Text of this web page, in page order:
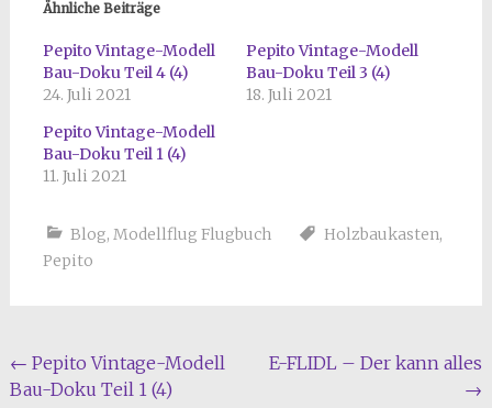
Ähnliche Beiträge
Pepito Vintage-Modell
Bau-Doku Teil 4 (4)
24. Juli 2021
Pepito Vintage-Modell
Bau-Doku Teil 3 (4)
18. Juli 2021
Pepito Vintage-Modell
Bau-Doku Teil 1 (4)
11. Juli 2021
Blog, Modellflug Flugbuch Holzbaukasten,
Pepito
Beitragsnavigation
← Pepito Vintage-Modell
Bau-Doku Teil 1 (4)
E-FLIDL – Der kann alles
→